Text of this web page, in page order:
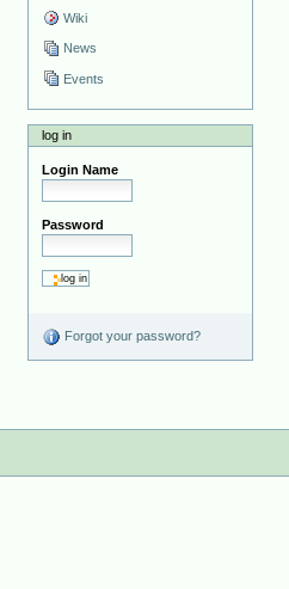
Wiki
News
Events
log in
Login Name
Password
Forgot your password?